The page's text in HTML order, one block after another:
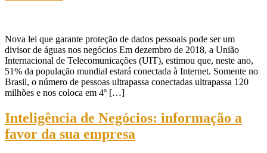
Nova lei que garante proteção de dados pessoais pode ser um
divisor de águas nos negócios Em dezembro de 2018, a União
Internacional de Telecomunicações (UIT), estimou que, neste ano,
51% da população mundial estará conectada à Internet. Somente no
Brasil, o número de pessoas ultrapassa conectadas ultrapassa 120
milhões e nos coloca em 4º […]
Inteligência de Negócios: informação a
favor da sua empresa